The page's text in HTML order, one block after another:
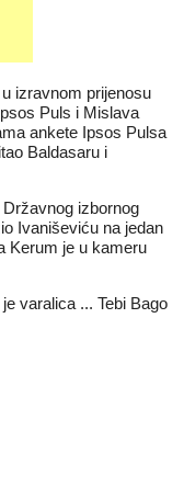
izravnom prijenosu
Puls i Mislava
ankete Ipsos Pulsa
Baldasaru i
izbornog
Ivaniševiću na jedan
Kerum je u kameru
varalica ... Tebi Bago